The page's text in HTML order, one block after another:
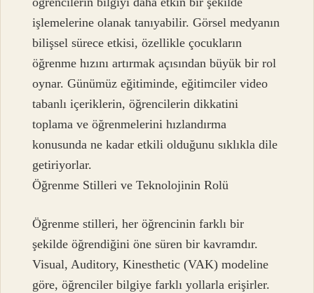
işlemelerine olanak tanıyabilir. Görsel medyanın
bilişsel sürece etkisi, özellikle çocukların
öğrenme hızını artırmak açısından büyük bir rol
oynar. Günümüz eğitiminde, eğitimciler video
tabanlı içeriklerin, öğrencilerin dikkatini
toplama ve öğrenmelerini hızlandırma
konusunda ne kadar etkili olduğunu sıklıkla dile
getiriyorlar.
Öğrenme Stilleri ve Teknolojinin Rolü
Öğrenme stilleri, her öğrencinin farklı bir
şekilde öğrendiğini öne süren bir kavramdır.
Visual, Auditory, Kinesthetic (VAK) modeline
göre, öğrenciler bilgiye farklı yollarla erişirler.